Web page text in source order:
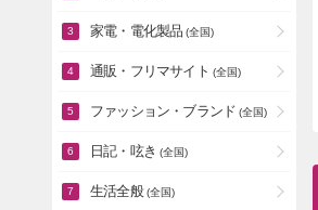
家電・電化製品 (全国)
通販・フリマサイト (全国)
ファッション・ブランド (全国)
日記・呟き (全国)
生活全般 (全国)